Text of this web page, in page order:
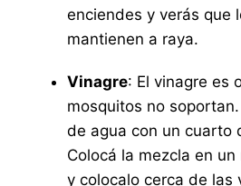
enciendes y verás que
mantienen a raya.
Vinagre: El vinagre es
mosquitos no
de agua con un cuarto
Colocá la mezcla en
y colocalo cerca de las